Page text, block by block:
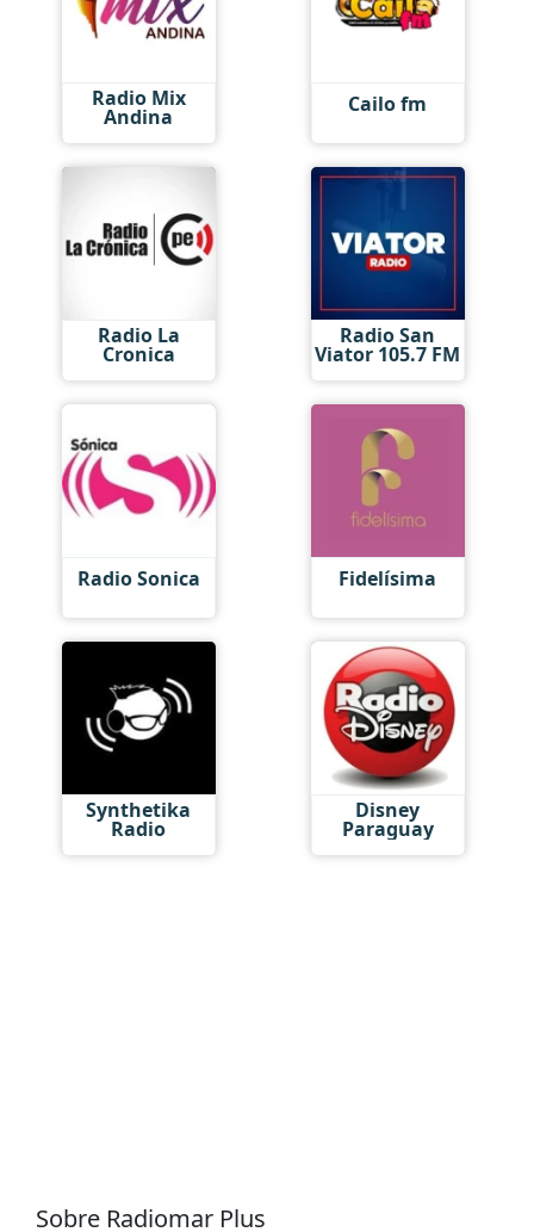
Radio Mix
Andina Cailo fm
Radio La
Cronica
Radio San
Viator 105.7 FM
Radio Sonica Fidelísima
Synthetika
Radio
Disney
Paraguay
Sobre Radiomar Plus